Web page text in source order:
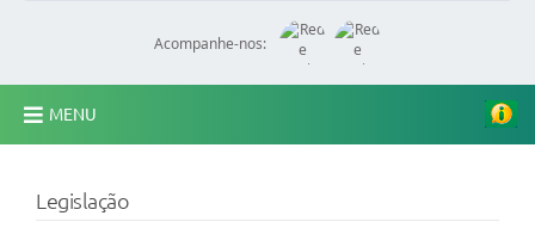
Acompanhe-nos:
MENU
A Prefeitura
Legislação